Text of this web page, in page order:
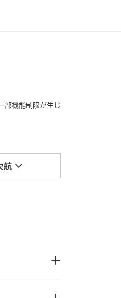
部機能制限が生じ
航